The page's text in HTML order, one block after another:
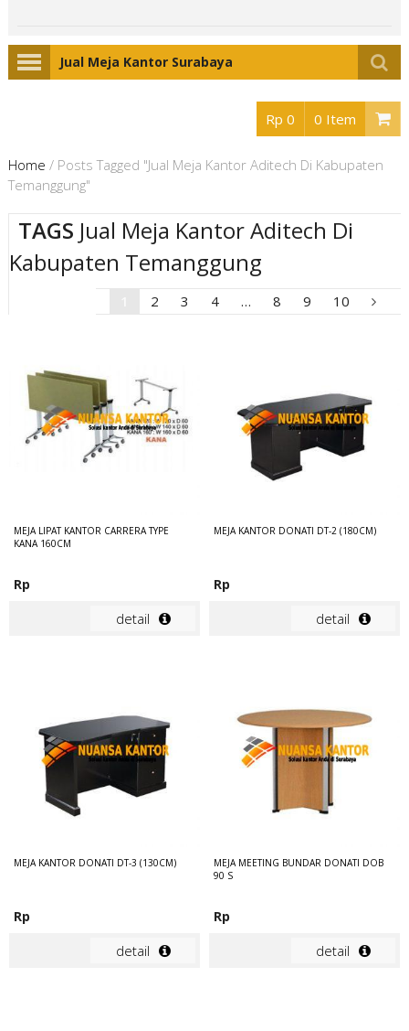
Jual Meja Kantor Surabaya
Rp 0 0 Item
Home / Posts Tagged "Jual Meja Kantor Aditech Di Kabupaten
Temanggung"
TAGS Jual Meja Kantor Aditech Di
Kabupaten Temanggung
2 3 4 … 8 9 10
MEJA LIPAT KANTOR CARRERA TYPE
KANA 160CM
Rp
detail
MEJA KANTOR DONATI DT-2 (180CM)
Rp
detail
MEJA KANTOR DONATI DT-3 (130CM)
Rp
detail
MEJA MEETING BUNDAR DONATI DOB
90 S
Rp
detail